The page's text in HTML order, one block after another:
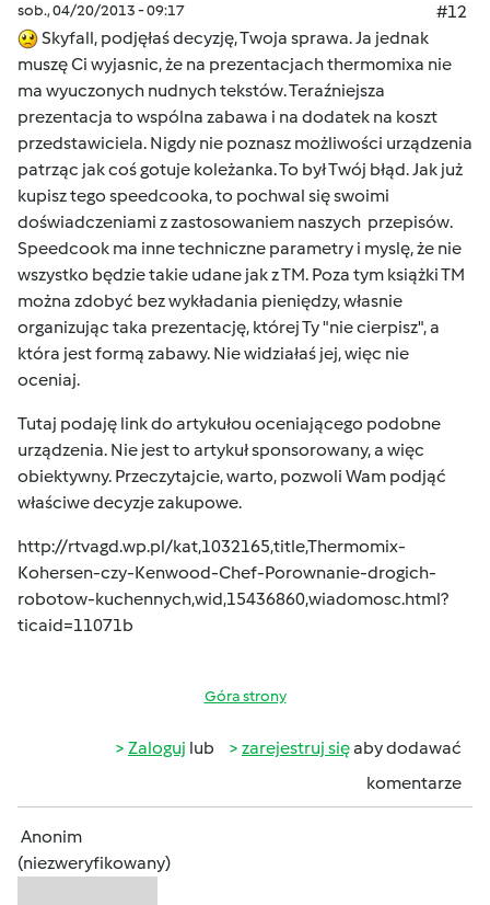
sob., 04/20/2013 - 09:17
#12
Skyfall, podjęłaś decyzję, Twoja sprawa. Ja jednak
muszę Ci wyjasnic, że na prezentacjach thermomixa nie
ma wyuczonych nudnych tekstów. Teraźniejsza
prezentacja to wspólna zabawa i na dodatek na koszt
przedstawiciela. Nigdy nie poznasz możliwości urządzenia
patrząc jak coś gotuje koleżanka. To był Twój błąd. Jak już
kupisz tego speedcooka, to pochwal się swoimi
doświadczeniami z zastosowaniem naszych przepisów.
Speedcook ma inne techniczne parametry i myslę, że nie
wszystko będzie takie udane jak z TM. Poza tym książki TM
można zdobyć bez wykładania pieniędzy, własnie
organizując taka prezentację, której Ty "nie cierpisz", a
która jest formą zabawy. Nie widziałaś jej, więc nie
oceniaj.
Tutaj podaję link do artykułou oceniającego podobne
urządzenia. Nie jest to artykuł sponsorowany, a więc
obiektywny. Przeczytajcie, warto, pozwoli Wam podjąć
właściwe decyzje zakupowe.
http://rtvagd.wp.pl/kat,1032165,title,Thermomix-
Kohersen-czy-Kenwood-Chef-Porownanie-drogich-
robotow-kuchennych,wid,15436860,wiadomosc.html?
ticaid=11071b
Góra strony
Zaloguj lub zarejestruj sięaby dodawać
komentarze
Anonim
(niezweryfikowany)